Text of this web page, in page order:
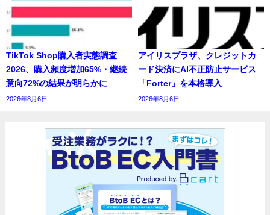
TikTok Shop購入者実態調査
2026、購入頻度増加65%・継続
意向72%の結果が明らかに
2026年8月6日
アイリスプラザ、クレジットカ
ード決済にAI不正防止サービス
「Forter」を本格導入
2026年8月6日